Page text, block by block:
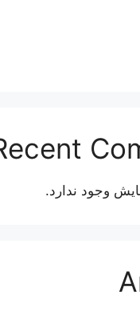
وجود ندارد.